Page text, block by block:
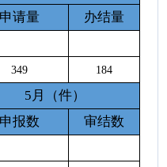
申请量
办结量
349 184
5月（件）
申报数
审结数